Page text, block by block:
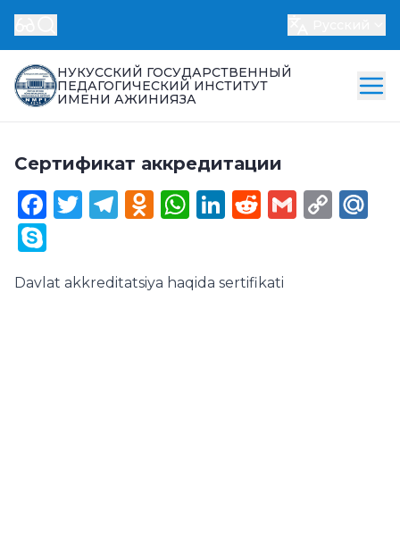
НУКУССКИЙ ГОСУДАРСТВЕННЫЙ
ПЕДАГОГИЧЕСКИЙ ИНСТИТУТ
ИМЕНИ АЖИНИЯЗА
Сертификат аккредитации
Facebook
Twitter
Telegram
Odnoklassniki
WhatsApp
LinkedIn
Reddit
Gmail
Davlat akkreditatsiya haqida sertifikati